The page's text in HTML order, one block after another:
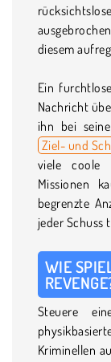
diesem
Ein
Nachricht
ihn bei
Ziel- und
viele coole
Missionen
begrenzte
jeder Schuss
WIE
Steuere
Kriminellen